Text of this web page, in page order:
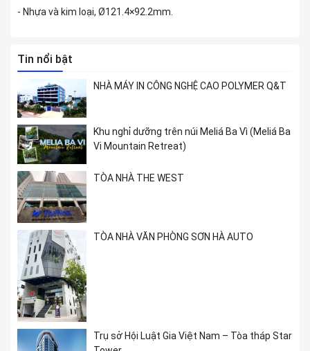
- Nhựa và kim loại, Ø121.4×92.2mm.
Tin nổi bật
NHÀ MÁY IN CÔNG NGHỆ CAO POLYMER Q&T
Khu nghỉ dưỡng trên núi Meliá Ba Vì (Meliá Ba
Vi Mountain Retreat)
TÒA NHÀ THE WEST
TÒA NHÀ VĂN PHÒNG SƠN HÀ AUTO
Trụ sở Hội Luật Gia Việt Nam – Tòa tháp Star